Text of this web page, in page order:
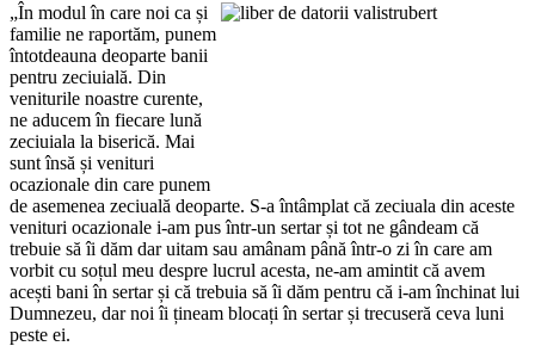
„În modul în care noi ca și
familie ne raportăm, punem
întotdeauna deoparte banii
pentru zeciuială. Din
veniturile noastre curente,
ne aducem în fiecare lună
zeciuiala la biserică. Mai
sunt însă și venituri
ocazionale din care punem
de asemenea zeciuală deoparte. S-a întâmplat că zeciuala din aceste
venituri ocazionale i-am pus într-un sertar și tot ne gândeam că
trebuie să îi dăm dar uitam sau amânam până într-o zi în care am
vorbit cu soțul meu despre lucrul acesta, ne-am amintit că avem
acești bani în sertar și că trebuia să îi dăm pentru că i-am închinat lui
Dumnezeu, dar noi îi țineam blocați în sertar și trecuseră ceva luni
peste ei.